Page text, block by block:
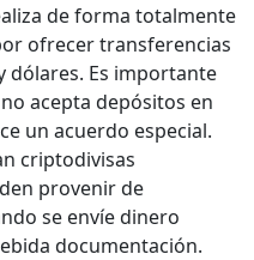
de forma totalmente
ofrecer transferencias
dólares. Es importante
acepta depósitos en
un acuerdo especial.
criptodivisas
provenir de
se envíe dinero
documentación.